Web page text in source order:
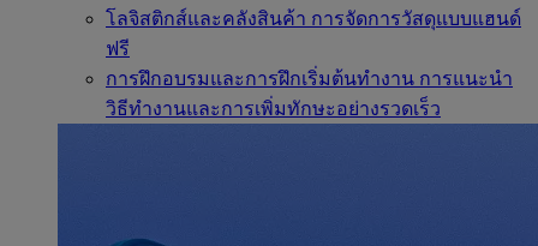
โลจิสติกส์และคลังสินค้า การจัดการวัสดุแบบแฮนด์
ฟรี
การฝึกอบรมและการฝึกเริ่มต้นทำงาน การแนะนำ
วิธีทำงานและการเพิ่มทักษะอย่างรวดเร็ว